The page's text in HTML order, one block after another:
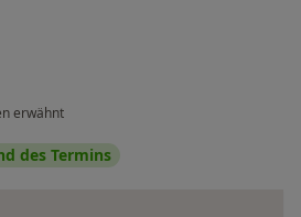
erwähnt
des Termins